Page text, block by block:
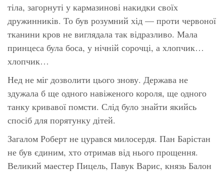
тіла, загорнуті у кармазинові накидки своїх
дружинників. То був розумний хід — проти червоної
тканини кров не виглядала так відразливо. Мала
принцеса була боса, у нічній сорочці, а хлопчик…
хлопчик…
Нед не міг дозволити цього знову. Держава не
здужала б ще одного навіженого короля, ще одного
танку кривавої помсти. Слід було знайти якийсь
спосіб для порятунку дітей.
Загалом Роберт не цурався милосердя. Пан Барістан
не був єдиним, хто отримав від нього прощення.
Великий маестер Пицель, Павук Варис, князь Балон